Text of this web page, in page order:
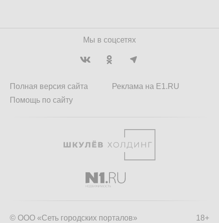
Мы в соцсетях
Полная версия сайта
Помощь по сайту
Реклама на E1.RU
18+
© ООО «Сеть городских порталов»